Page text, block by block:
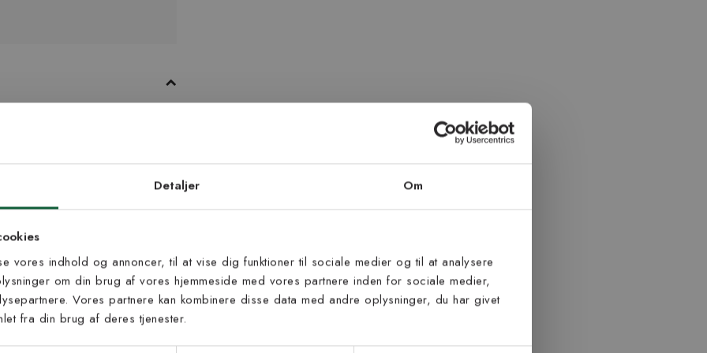
Detaljer Om
vores indhold og annoncer, til at vise dig funktioner til sociale medier og til at analysere
om din brug af vores hjemmeside med vores partnere inden for sociale medier,
Vores partnere kan kombinere disse data med andre oplysninger, du har givet
fra din brug af deres tjenester.
Tæppet er fremstillet i Sverige
er fremstillet i Sverige.
dig vores
at modtage vores tilbud,